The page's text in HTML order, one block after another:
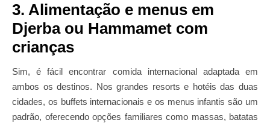
3. Alimentação e menus em
Djerba ou Hammamet com
crianças
Sim, é fácil encontrar comida internacional adaptada em
ambos os destinos. Nos grandes resorts e hotéis das duas
cidades, os buffets internacionais e os menus infantis são um
padrão, oferecendo opções familiares como massas, batatas